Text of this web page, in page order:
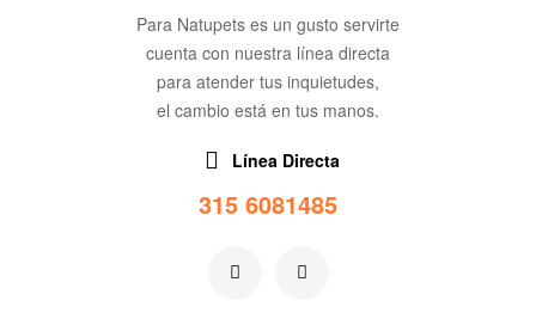
Para Natupets es un gusto servirte
cuenta con nuestra línea directa
para atender tus inquietudes,
el cambio está en tus manos.
Línea Directa
315 6081485